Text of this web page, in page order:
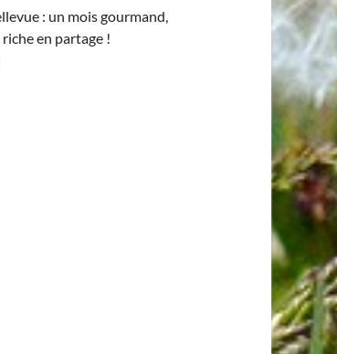
: un mois gourmand,
en partage !